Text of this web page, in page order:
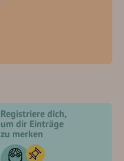
Registriere dich,
um dir Einträge
zu merken